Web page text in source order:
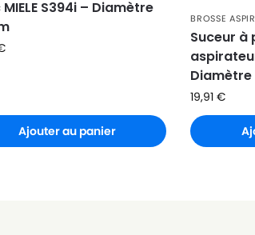
S394i – Diamètre
Ajouter au panier
BROSSE
Suceur à
19,91€